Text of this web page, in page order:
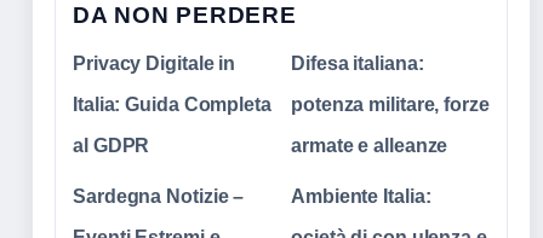
DA NON PERDERE
Privacy Digitale in
Italia: Guida Completa
al GDPR
Difesa italiana:
potenza militare, forze
armate e alleanze
Sardegna Notizie –
Ambiente Italia: